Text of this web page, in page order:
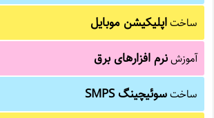
ساختاپلیکیشن موبایل
آموزشنرم افزارهای برق
ساختسوئیچینگ SMPS